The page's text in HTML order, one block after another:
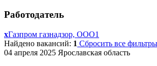
Работодатель
xГазпром газнадзор, ООО1
Найдено вакансий: 1 Сбросить все фильтры
04 апреля 2025 Ярославская область